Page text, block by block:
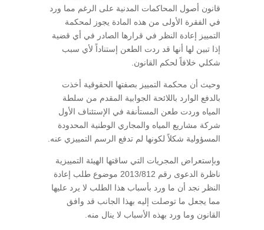
قانون أصول المحاكمات المدنية على الرغم مما ورد
في الفقرة الأولى من هذه المادة يجوز لمحكمة
التمييز إعادة النظر في قرارها الصادر في أي قضية
إذا تبين لها أنها قد ردت الطعن إستناداً لأي سبب
شكلي خلافاً لحكم القانون.
وحيث أن محكمة التمييز بصفتها الحقوقية أخذت
بالدفع الوارد باللائحة الجوابية المقدم من سلطة
المياه وردت طعن المستأنفة في الإستئناف الأول
شركة مشاريع المياه والمجاري الوطنية المحدودة
المسؤولية شكلاً لكونها لم تدفع الرسم التمييزي عنه.
وبإستعراض المجريات التي ساقتها الهيئة التمييزية
ناظرة الدعوى رقم 2013/812 موضوع طلب إعادة
النظر نجد أن ما ورد بأسباب هذا الطلب لا يرد عليها
مما يجعل ما توصلت إليه بهذا الجانب قد وافق
القانون وما ورد بهذه الأسباب لا ينال منه.